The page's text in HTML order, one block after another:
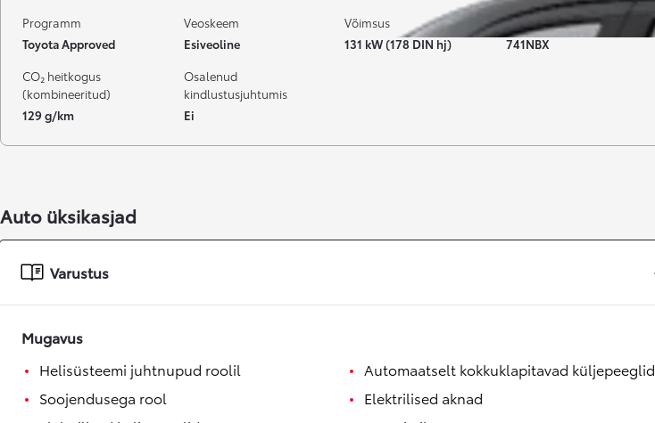
Programm
Toyota Approved
Veoskeem
Esiveoline
Võimsus
131 kW (178 DIN hj)
Numbrimärk
741NBX
CO₂ heitkogus
(kombineeritud)
129 g/km
Osalenud
kindlustusjuhtumis
Ei
Auto üksikasjad
Varustus
Mugavus
Helisüsteemi juhtnupud roolil
Soojendusega rool
Automaatselt kokkuklapitavad küljepeeglid
Elektrilised aknad